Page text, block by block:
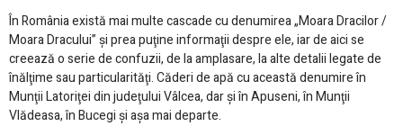
În România există mai multe cascade cu denumirea „Moara Dracilor /
Moara Dracului” şi prea puţine informaţii despre ele, iar de aici se
creează o serie de confuzii, de la amplasare, la alte detalii legate de
înălţime sau particularităţi. Căderi de apă cu această denumire în
Munţii Latoriţei din judeţului Vâlcea, dar şi în Apuseni, în Munţii
Vlădeasa, în Bucegi şi aşa mai departe.